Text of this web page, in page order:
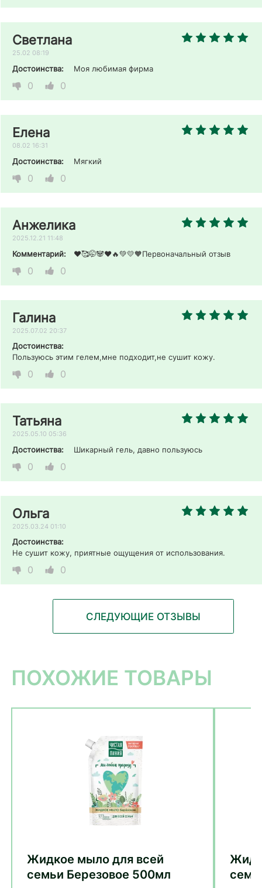
Светлана
25.02 08:19
Достоинства: Моя любимая фирма
0 0
Елена
08.02 16:31
Достоинства: Мягкий
0 0
Анжелика
2025.12.21 11:48
Комментарий: ❤️🥰🤭🐼♥️🔥💚💛🧡Первоначальный отзыв
0 0
Галина
2025.07.02 20:37
Достоинства:
Пользуюсь этим гелем,мне подходит,не сушит кожу.
0 0
Татьяна
2025.05.10 05:36
Достоинства: Шикарный гель, давно пользуюсь
0 0
Ольга
2025.03.24 01:10
Достоинства:
Не сушит кожу, приятные ощущения от использования.
0 0
СЛЕДУЮЩИЕ ОТЗЫВЫ
ПОХОЖИЕ ТОВАРЫ
Жидкое мыло для всей
семьи Березовое 500мл